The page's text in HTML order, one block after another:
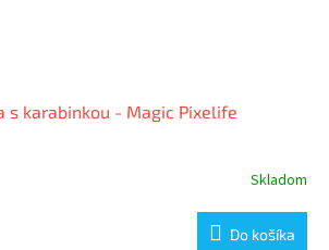
s karabinkou - Magic Pixelife
Skladom
Do košíka